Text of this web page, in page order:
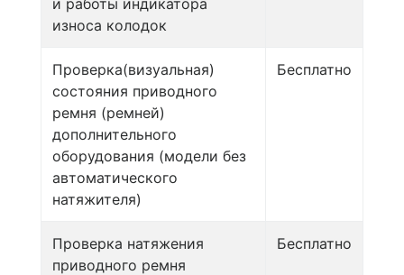
износа колодок
Проверка(визуальная)
состояния приводного
ремня (ремней)
дополнительного
оборудования (модели без
автоматического
натяжителя)
Бесплатно
Проверка натяжения
приводного ремня
Бесплатно